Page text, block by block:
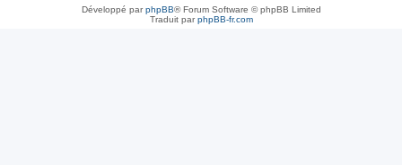
Développé parphpBB® Forum Software © phpBB Limited
Traduit parphpBB-fr.com